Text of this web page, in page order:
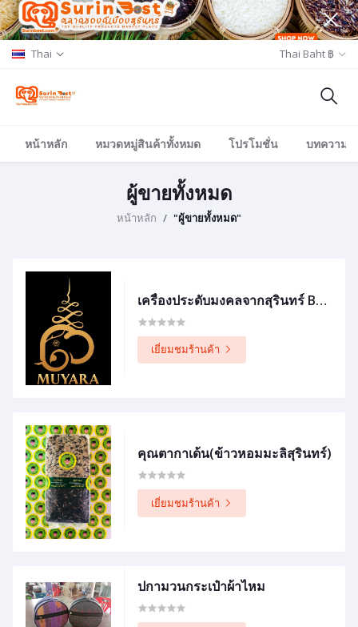
Thai Thai Baht ฿
หน้าหลัก หมวดหมู่สินค้าทั้งหมด โปรโมชั่น บทความ/
ผู้ขายทั้งหมด
หน้าหลัก "ผู้ขายทั้งหมด"
เครื่องประดับมงคลจากสุรินทร์ BY MUYARA
เยี่ยมชมร้านค้า
คุณตากาเด้น(ข้าวหอมมะลิสุรินทร์)
เยี่ยมชมร้านค้า
ปกามวนกระเป๋าผ้าไหม